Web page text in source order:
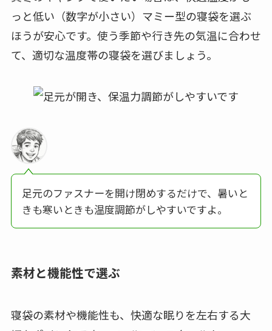
っと低い（数字が小さい）マミー型の寝袋を選ぶ
ほうが安心です。使う季節や行き先の気温に合わせ
て、適切な温度帯の寝袋を選びましょう。
足元のファスナーを開け閉めするだけで、暑いと
きも寒いときも温度調節がしやすいですよ。
素材と機能性で選ぶ
寝袋の素材や機能性も、快適な眠りを左右する大